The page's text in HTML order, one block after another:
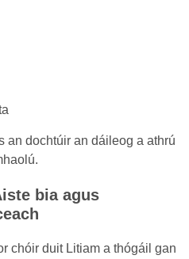
an dochtúir an dáileog a athrú
bia agus
chóir duit Litiam a thógáil gan